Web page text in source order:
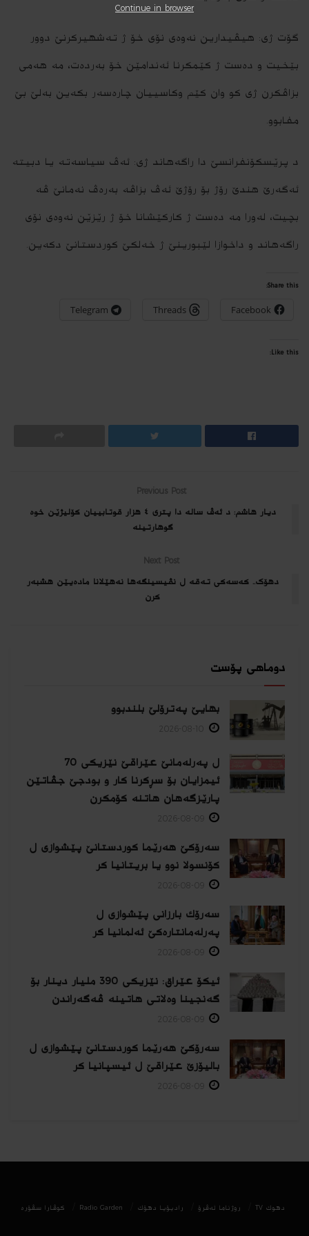
گۆت ژی: ھیڤیدارین نەوەی نۆی خۆ ژ تەشھیرکرنێ دوور
بێخیت و دەست ژ کێمکرنا ئەندامێن خۆ بەردەت، مە ھەمی
بزاڤکرن ژی کو وان کێم وکاسییان چارەسەر بکەین بەلێ بێ
مفابوو.
د پرێسكۆنفرانسێ دا راگه‌هاند ژى: ئەڤ سیاسەتە یا دبیتە
ئەگەرێ ھندێ رۆژ بۆ رۆژێ ئەڤ بزاڤە بەرەڤ نەمانێ ڤە
بچیت، لەورا مە دەست ژ کارکێشانا خۆ ژ رێزێن نەوەی نۆی
راگەھاند و داخوازا لێبورینێ ژ خەلکێ کوردستانێ دکەین.
Share this:
Facebook
Threads
Telegram
Like this:
Previous Post
دیار هاشم: د ئەڤ سالە دا پتری ٤ ھزار قوتابییان کۆلیژێن خوە
گوھارتینە
Next Post
دھۆک.. کەسەکى تەقە ل نڤیسینگەھا نەھێلانا ماده‌یێن ھشبەر
كرن
دوماهی پۆست
بهایێ په‌ترۆلێ بلندبوو
ل پەرلەمانێ عێراقێ نێزیکی 70
ئیمزایان بۆ سڕکرنا کار و بودجێ جڤاتێن
پارێزگەهان هاتنە کۆمکرن
سەرۆکێ هەرێما کوردستانێ پێشوازی ل
کۆنسولا نوو یا بریتانیا کر
سەرۆك بارزانی پێشوازی ل
پەرلەمانتارەكێ ئەلمانیا كر
ئیکۆ عێراق: نێزیکی 390 ملیار دینار بۆ
گەنجینا وەلاتی هاتینە ڤەگەراندن
سەرۆکێ هەرێما کوردستانێ پێشوازی ل
بالیۆزێ عێراقێ ل ئیسپانیا كر
دھوك TV روژناما ئەڤرۆ رادیۆیا دهۆك Radio Garden كوڤارا سڤۆره‌
Continue in browser